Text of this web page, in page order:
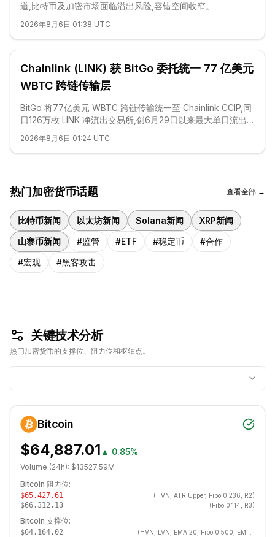
道,比特币及加密市场面临溢出风险,容错空间收窄。
2026年8月6日 01:38 UTC
Chainlink (LINK) 获 BitGo 委托统一 77 亿美元
WBTC 跨链传输层
BitGo 将77亿美元 WBTC 跨链传输统一至 Chainlink CCIP,同
日126万枚 LINK 净流出交易所,创6月29日以来最大单日流出
2026年8月6日 01:24 UTC
热门加密货币话题 查看全部 →
比特币新闻 以太坊新闻 Solana新闻
XRP新闻
山寨币新闻
#监管 #ETF #稳定币 #合作
#宏观 #黑客攻击
关键技术分析
热门加密货币的支撑位、阻力位和枢轴点。
Bitcoin
$64,887.01 ▲ 0.85%
Volume (24h): $13527.59M
Bitcoin 阻力位:
$65,427.61 (HVN, ATR Upper, Fibo 0.236, R2)
$66,312.13 (Fibo 0.114, R3)
Bitcoin 支撑位:
$64,164.02 (HVN, LVN, EMA 20, Fibo 0.500, EMA 200, VWAP, SMA 200, S1, EMA 100, Flip R→S